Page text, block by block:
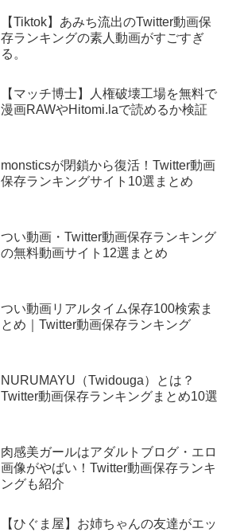
【Tiktok】あみち流出のTwitter動画保
存ランキングの素人動画がすごすぎ
る。
【マッチ博士】人権破壊工場を無料で
漫画RAWやHitomi.laで読めるか検証
monsticsが閉鎖から復活！Twitter動画
保存ランキングサイト10選まとめ
つい動画・Twitter動画保存ランキング
の無料動画サイト12選まとめ
つい動画リアルタイム保存100検索ま
とめ｜Twitter動画保存ランキング
NURUMAYU（Twidouga）とは？
Twitter動画保存ランキングまとめ10選
肉感美ガールはアダルトブログ・エロ
画像がやばい！Twitter動画保存ランキ
ングも紹介
【ひぐま屋】お姉ちゃんの友達がエッ